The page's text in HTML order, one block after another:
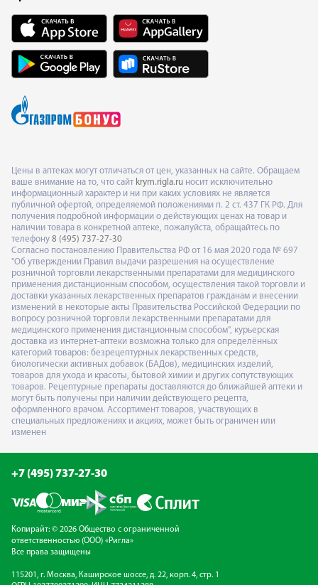
Цены в аптеках могут отличаться от цен, указанных на сайте. Обращаем
ваше внимание на то, что сайт krym.rigla.ru носит исключительно
информационный характер и ни при каких условиях не является
публичной офертой, определяемой положениями п. 2 ст. 437 ГК РФ. Для
получения подробной информации о действующих ценах на товар и
наличии товара в конкретной аптеке, пожалуйста, обращайтесь по
телефону 8 (495) 737-27-30
Согласно постановлению Правительства РФ от 16 мая 2020 года № 697
"Об утверждении Правил выдачи разрешения на осуществление
розничной торговли лекарственными препаратами для медицинского
применения дистанционным способом, осуществления такой торговли и
доставки указанных лекарственных препаратов гражданам и внесении
изменений в некоторые акты Правительства Российской Федерации по
вопросу розничной торговли лекарственными препаратами для
медицинского применения дистанционным способом", курьерская
доставка из интернет-аптеки возможна только для определённых
категорий товаров: безрецептурных лекарственных средств,
биологически активных добавок (БАДов), медицинских изделий,
товаров для ухода и красоты, бытовой химии и других сопутствующих
товаров. Рецептурные препараты доставляются до ближайшей аптеки и
могут быть получены при наличии действующего рецепта,
оформленного врачом. Ассортимент товаров, участвующих в
специальных предложениях и акциях, может быть ограничен или
изменен
+7 (495) 737-27-30
Копирайт: © 2026 Общество с ограниченной
ответственностью (ООО) «Ригла»
Все права защищены
115201, г. Москва, Каширское шоссе, д. 22, корп. 4, стр. 1